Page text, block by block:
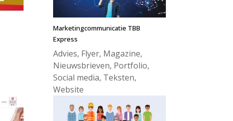
Marketingcommunicatie TBB
Express
Advies, Flyer, Magazine,
Nieuwsbrieven, Portfolio,
Social media, Teksten,
Website